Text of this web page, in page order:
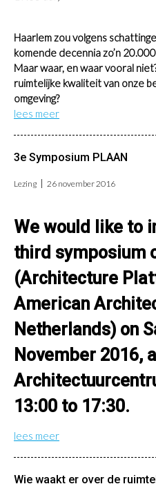
Haarlem zou volgens
komende decennia zo’n
Maar waar, en waar vooral
ruimtelijke kwaliteit van onze
omgeving?
lees meer
3e Symposium PLAAN
Lezing 26 november 2016
We would like to
third symposium
(Architecture
American
Netherlands) on
November 2016,
13:00 to 17:30.
lees meer
Wie waakt er over de